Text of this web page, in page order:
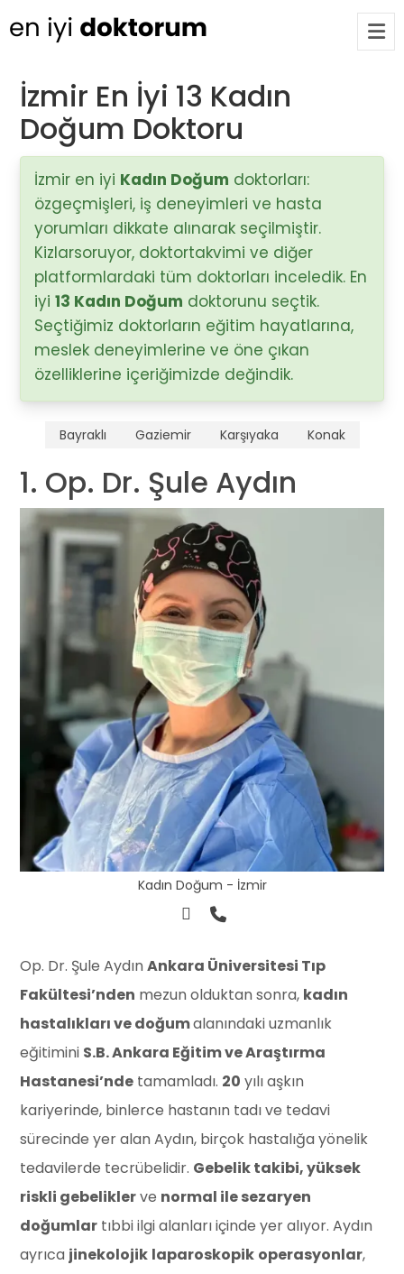
Op. Dr. Ayşecan Enmutlu
Adana / Seyhan
Doç. Dr. Songül Alemdaroğlu
Adana / Seyhan
Tüm Doktorlar
Tüm doktorları göster
İzmir En İyi 13 Kadın
Doğum Doktoru
İzmir en iyi Kadın Doğum doktorları:
özgeçmişleri, iş deneyimleri ve hasta
yorumları dikkate alınarak seçilmiştir.
Kizlarsoruyor, doktortakvimi ve diğer
platformlardaki tüm doktorları inceledik. En
iyi13 Kadın Doğum doktorunu seçtik.
Seçtiğimiz doktorların eğitim hayatlarına,
meslek deneyimlerine ve öne çıkan
özelliklerine içeriğimizde değindik.
Bayraklı Gaziemir Karşıyaka Konak
1. Op. Dr. Şule Aydın
Kadın Doğum - İzmir
Op. Dr. Şule AydınAnkara Üniversitesi Tıp
Fakültesi’nden mezun olduktan sonra, kadın
hastalıkları ve doğumalanındaki uzmanlık
eğitimini S.B. Ankara Eğitim ve Araştırma
Hastanesi’nde tamamladı. 20 yılı aşkın
kariyerinde, binlerce hastanın tadı ve tedavi
sürecinde yer alan Aydın, birçok hastalığa yönelik
tedavilerde tecrübelidir. Gebelik takibi, yüksek
riskli gebeliklerve normal ile sezaryen
doğumlar tıbbi ilgi alanları içinde yer alıyor. Aydın
ayrıca jinekolojik laparoskopik operasyonlar,